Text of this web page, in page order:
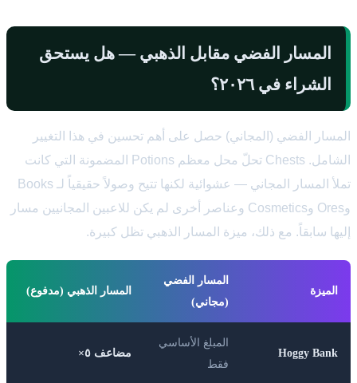
المسار الفضي مقابل الذهبي — هل يستحق
الشراء في ٢٠٢٦؟
المسار الفضي (المجاني) حصل على أهم تحسين في هذا التغيير
الشامل. Chests تحلّ محل معظم Potions المضمونة التي كانت
تملأ المسار المجاني — عشوائية لكنها تتيح وصولاً حقيقياً لـ Books
وOres وCosmetics وعناصر أخرى لم يكن للاعبين المجانيين مسار
إليها سابقاً. مع ذلك، ميزة المسار الذهبي تظل كبيرة.
الميزة
المسار الفضي
(مجاني)
المسار الذهبي (مدفوع)
Hoggy Bank
المبلغ الأساسي
فقط
مضاعف ٥×